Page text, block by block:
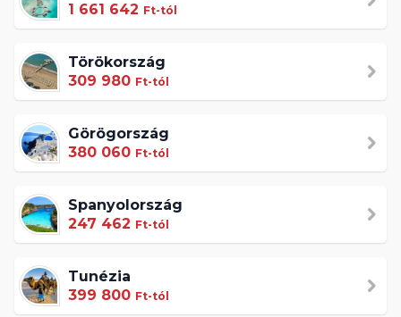
1 661 642 Ft-tól
Törökország
309 980 Ft-tól
Görögország
380 060 Ft-tól
Spanyolország
247 462 Ft-tól
Tunézia
399 800 Ft-tól